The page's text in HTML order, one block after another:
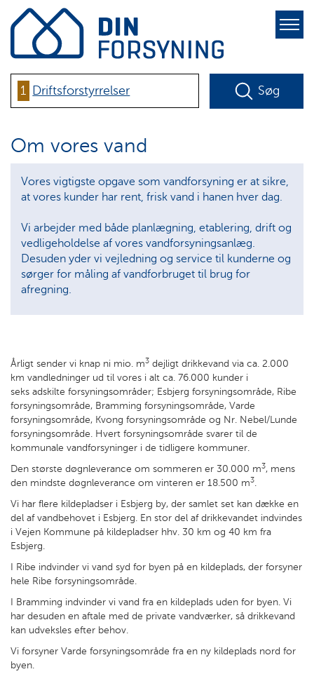
pure-
toggle-
1 Driftsforstyrrelser Søg
Om vores vand
Vores vigtigste opgave som vandforsyning er at sikre,
at vores kunder har rent, frisk vand i hanen hver dag.
Vi arbejder med både planlægning, etablering, drift og
vedligeholdelse af vores vandforsyningsanlæg.
Desuden yder vi vejledning og service til kunderne og
sørger for måling af vandforbruget til brug for
afregning.
Årligt sender vi knap ni mio. m3 dejligt drikkevand via ca. 2.000
km vandledninger ud til vores i alt ca. 76.000 kunder i
seks adskilte forsyningsområder; Esbjerg forsyningsområde, Ribe
forsyningsområde, Bramming forsyningsområde, Varde
forsyningsområde, Kvong forsyningsområde og Nr. Nebel/Lunde
forsyningsområde. Hvert forsyningsområde svarer til de
kommunale vandforsyninger i de tidligere kommuner.
Den største døgnleverance om sommeren er 30.000 m3, mens
den mindste døgnleverance om vinteren er 18.500 m3
Vi har flere kildepladser i Esbjerg by, der samlet set kan dække en
del af vandbehovet i Esbjerg. En stor del af drikkevandet indvindes
i Vejen Kommune på kildepladser hhv. 30 km og 40 km fra
Esbjerg.
I Ribe indvinder vi vand syd for byen på en kildeplads, der forsyner
hele Ribe forsyningsområde.
I Bramming indvinder vi vand fra en kildeplads uden for byen. Vi
har desuden en aftale med de private vandværker, så drikkevand
kan udveksles efter behov.
Vi forsyner Varde forsyningsområde fra en ny kildeplads nord for
byen.